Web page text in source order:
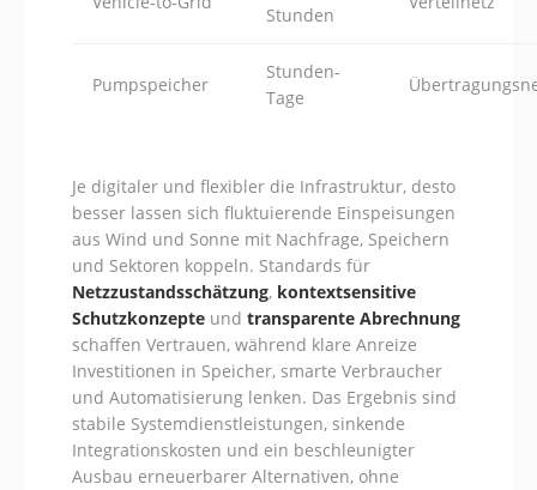
Stunden
Pumpspeicher
Stunden-
Tage
Je digitaler und flexibler die Infrastruktur, desto
besser lassen sich fluktuierende Einspeisungen
aus Wind und Sonne mit Nachfrage, Speichern
und Sektoren koppeln. Standards für
Netzzustandsschätzung, kontextsensitive
Schutzkonzepte und transparente Abrechnung
schaffen Vertrauen, während klare Anreize
Investitionen in Speicher, smarte Verbraucher
und Automatisierung lenken. Das Ergebnis sind
stabile Systemdienstleistungen, sinkende
Integrationskosten und ein beschleunigter
Ausbau erneuerbarer Alternativen, ohne